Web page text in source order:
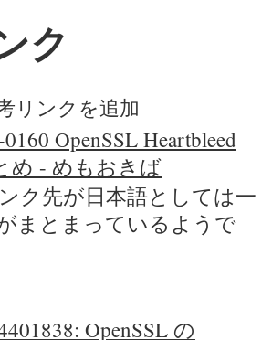
ク
リンクを追加
OpenSSL Heartbleed
め - めもおきば
ク先が日本語としては一
まとまっているようで
OpenSSL の